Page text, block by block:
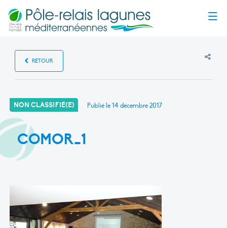
RETOUR
NON CLASSIFIÉ(E) Publié le14 décembre 2017
COMOR_1